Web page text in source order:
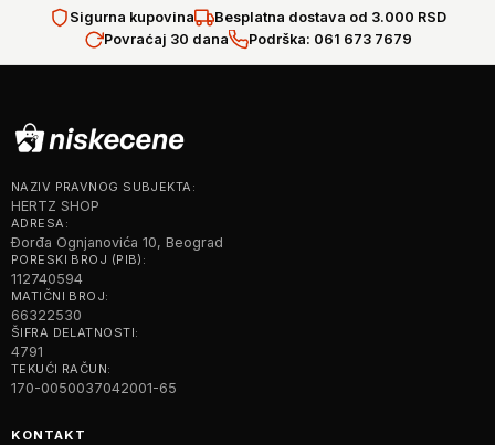
Sigurna kupovina
Besplatna dostava od 3.000 RSD
Povraćaj 30 dana
Podrška: 061 673 7679
NAZIV PRAVNOG SUBJEKTA:
HERTZ SHOP
ADRESA:
Đorđa Ognjanovića 10, Beograd
PORESKI BROJ (PIB):
112740594
MATIČNI BROJ:
66322530
ŠIFRA DELATNOSTI:
4791
TEKUĆI RAČUN:
170-0050037042001-65
KONTAKT